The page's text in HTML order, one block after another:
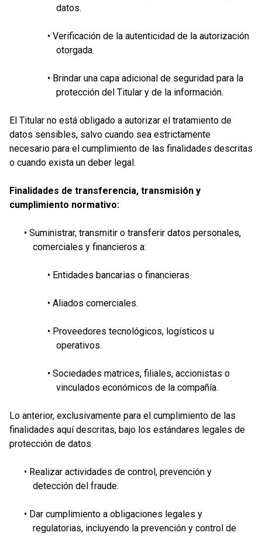
datos.
• Verificación de la autenticidad de la autorización
otorgada.
• Brindar una capa adicional de seguridad para la
protección del Titular y de la información.
El Titular no está obligado a autorizar el tratamiento de
datos sensibles, salvo cuando sea estrictamente
necesario para el cumplimiento de las finalidades descritas
o cuando exista un deber legal.
Finalidades de transferencia, transmisión y
cumplimiento normativo:
• Suministrar, transmitir o transferir datos personales,
comerciales y financieros a:
• Entidades bancarias o financieras.
• Aliados comerciales.
• Proveedores tecnológicos, logísticos u
operativos.
• Sociedades matrices, filiales, accionistas o
vinculados económicos de la compañía.
Lo anterior, exclusivamente para el cumplimiento de las
finalidades aquí descritas, bajo los estándares legales de
protección de datos.
• Realizar actividades de control, prevención y
detección del fraude.
• Dar cumplimiento a obligaciones legales y
regulatorias, incluyendo la prevención y control de